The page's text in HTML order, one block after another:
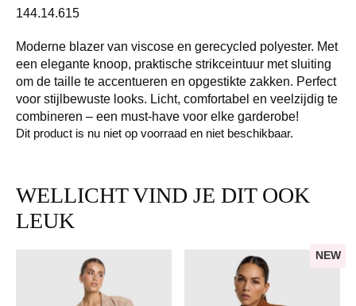
144.14.615
Moderne blazer van viscose en gerecycled polyester. Met
een elegante knoop, praktische strikceintuur met sluiting
om de taille te accentueren en opgestikte zakken. Perfect
voor stijlbewuste looks. Licht, comfortabel en veelzijdig te
combineren – een must-have voor elke garderobe!
Dit product is nu niet op voorraad en niet beschikbaar.
WELLICHT VIND JE DIT OOK
LEUK
NEW